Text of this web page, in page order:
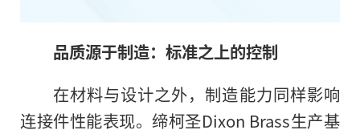
品质源于制造：标准之上的控制
在材料与设计之外，制造能力同样影响
连接件性能表现。缔柯圣Dixon Brass生产基